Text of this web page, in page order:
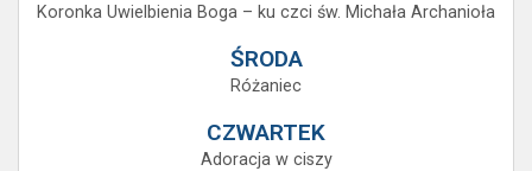
Koronka Uwielbienia Boga – ku czci św. Michała Archanioła
ŚRODA
Różaniec
CZWARTEK
Adoracja w ciszy